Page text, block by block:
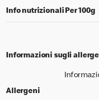
Info nutrizionaliPer 100g
Informazioni sugli
Allergeni